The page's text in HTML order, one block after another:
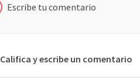
Escribe tu comentario
Califica y escribe un comentario